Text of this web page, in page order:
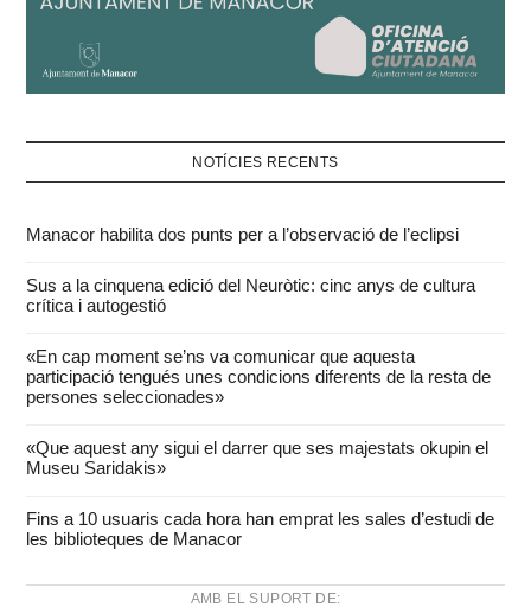
NOTÍCIES RECENTS
Manacor habilita dos punts per a l’observació de l’eclipsi
Sus a la cinquena edició del Neuròtic: cinc anys de cultura
crítica i autogestió
«En cap moment se’ns va comunicar que aquesta
participació tengués unes condicions diferents de la resta de
persones seleccionades»
«Que aquest any sigui el darrer que ses majestats okupin el
Museu Saridakis»
Fins a 10 usuaris cada hora han emprat les sales d’estudi de
les biblioteques de Manacor
AMB EL SUPORT DE: